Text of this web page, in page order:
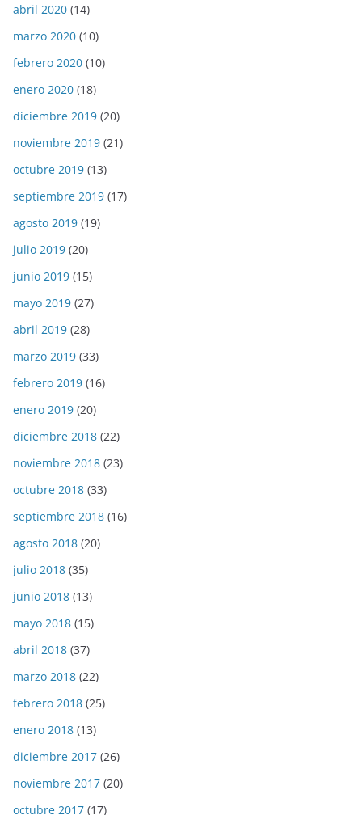
abril 2020 (14)
marzo 2020 (10)
febrero 2020 (10)
enero 2020 (18)
diciembre 2019 (20)
noviembre 2019 (21)
octubre 2019 (13)
septiembre 2019 (17)
agosto 2019 (19)
julio 2019 (20)
junio 2019 (15)
mayo 2019 (27)
abril 2019 (28)
marzo 2019 (33)
febrero 2019 (16)
enero 2019 (20)
diciembre 2018 (22)
noviembre 2018 (23)
octubre 2018 (33)
septiembre 2018 (16)
agosto 2018 (20)
julio 2018 (35)
junio 2018 (13)
mayo 2018 (15)
abril 2018 (37)
marzo 2018 (22)
febrero 2018 (25)
enero 2018 (13)
diciembre 2017 (26)
noviembre 2017 (20)
octubre 2017 (17)